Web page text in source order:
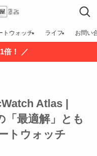
トウォッチ ライフ お問い
倍！ ／
Atlas |
最適解」とも
トウォッチ